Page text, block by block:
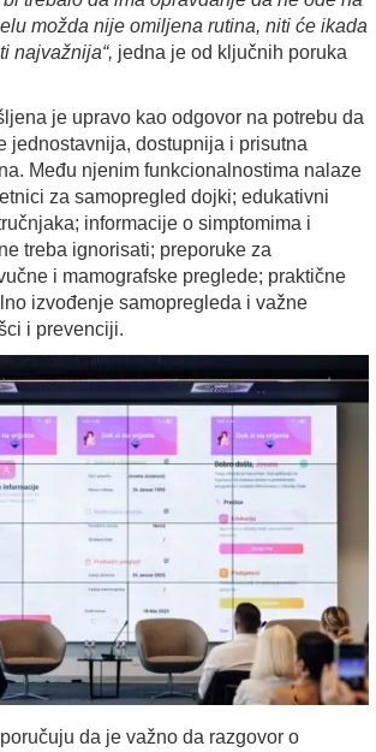
možda nije omiljena rutina, niti će ikada
najvažnija“, jedna je od ključnih poruka
je upravo kao odgovor na potrebu da
jednostavnija, dostupnija i prisutna
Među njenim funkcionalnostima nalaze
za samopregled dojki; edukativni
informacije o simptomima i
treba ignorisati; preporuke za
i mamografske preglede; praktične
izvođenje samopregleda i važne
i prevenciji.
da je važno da razgovor o